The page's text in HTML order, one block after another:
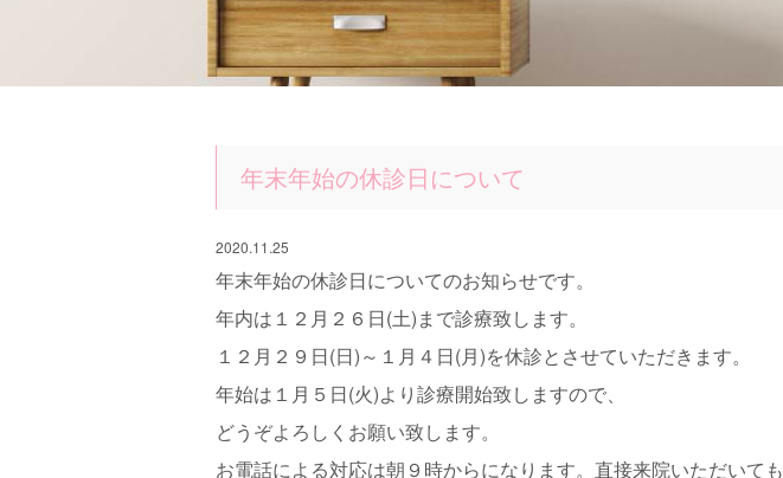
年末年始の休診日について
2020.11.25
年末年始の休診日についてのお知らせです。
年内は１２月２６日(土)まで診療致します。
１２月２９日(日)～１月４日(月)を休診とさせていただきます。
年始は１月５日(火)より診療開始致しますので、
どうぞよろしくお願い致します。
お電話による対応は朝９時からになります。直接来院いただいても